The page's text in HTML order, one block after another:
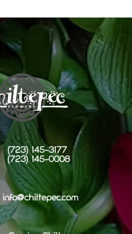
(723) 145-3177
(723) 145-0008
info@chiltepec.com